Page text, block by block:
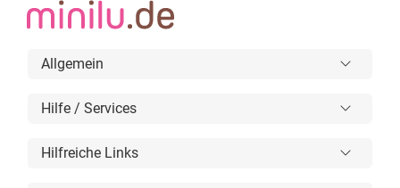
Allgemein
Hilfe / Services
Hilfreiche Links